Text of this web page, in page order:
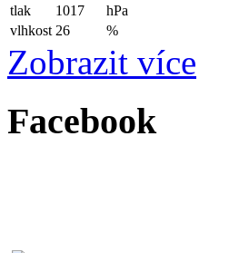
tlak
1017
hPa
vlhkost 26 %
Zobrazit více
Facebook